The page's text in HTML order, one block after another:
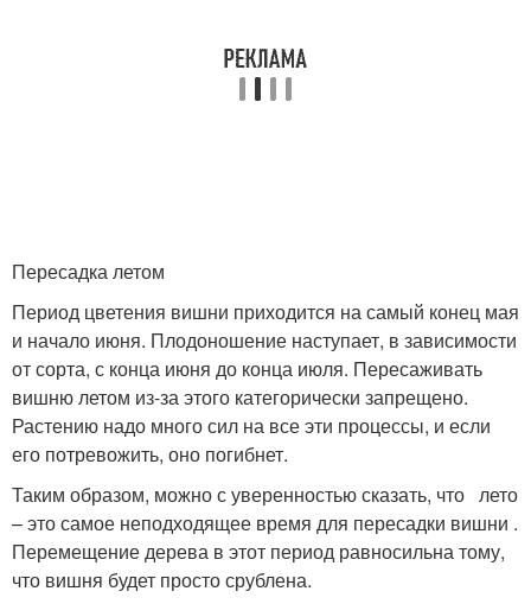
Пересадка летом
Период цветения вишни приходится на самый конец мая
и начало июня. Плодоношение наступает, в зависимости
от сорта, с конца июня до конца июля. Пересаживать
вишню летом из-за этого категорически запрещено.
Растению надо много сил на все эти процессы, и если
его потревожить, оно погибнет.
Таким образом, можно с уверенностью сказать, что лето
– это самое неподходящее время для пересадки вишни .
Перемещение дерева в этот период равносильна тому,
что вишня будет просто срублена.